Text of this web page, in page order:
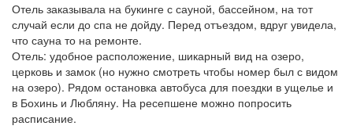
Отель заказывала на букинге с сауной, бассейном, на тот
случай если до спа не дойду. Перед отъездом, вдруг увидела,
что сауна то на ремонте.
Отель: удобное расположение, шикарный вид на озеро,
церковь и замок (но нужно смотреть чтобы номер был с видом
на озеро). Рядом остановка автобуса для поездки в ущелье и
в Бохинь и Любляну. На ресепшене можно попросить
расписание.